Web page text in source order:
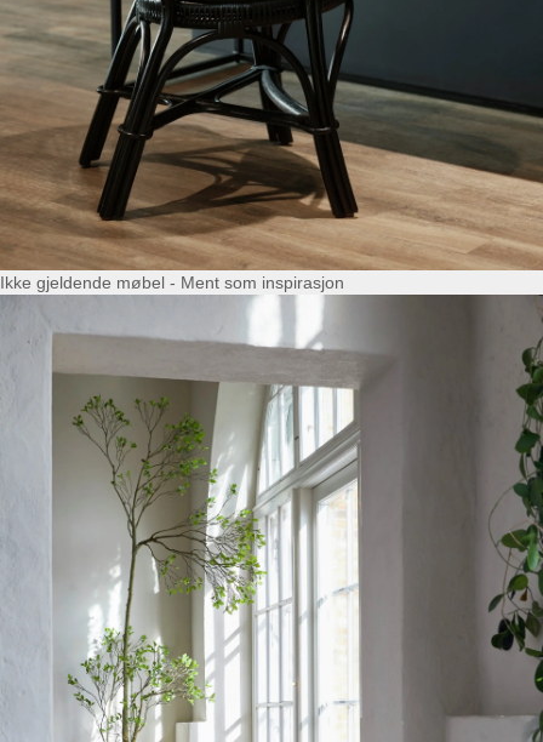
Ikke gjeldende møbel - Ment som inspirasjon